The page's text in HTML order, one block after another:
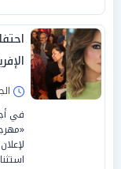
الجمعة
في